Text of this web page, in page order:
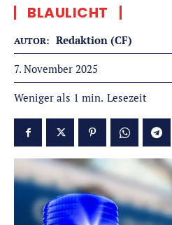
BLAULICHT
AUTOR: Redaktion (CF)
7. November 2025
Weniger als 1 min. Lesezeit